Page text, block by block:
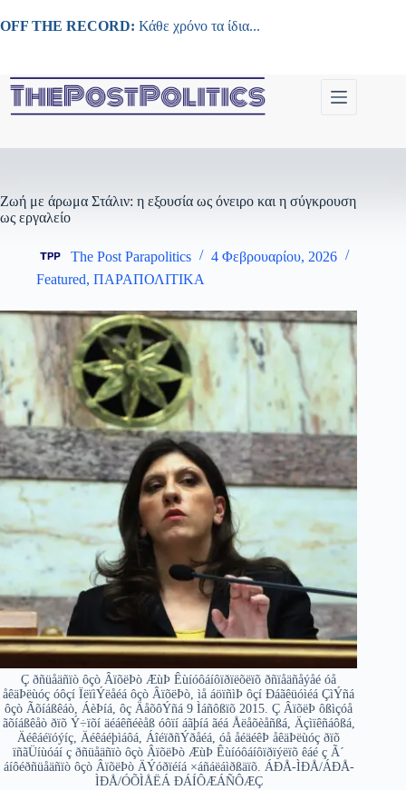
στο
OFF THE RECORD: Κάθε χρόνο τα ίδια...
Ζωή με άρωμα Στάλιν: η εξουσία ως όνειρο και η σύγκρουση
ως εργαλείο
The Post Parapolitics
4 Φεβρουαρίου, 2026
Featured, ΠΑΡΑΠΟΛΙΤΙΚΑ
Ç ðñüåäñïò ôçò ÂïõëÞò ÆùÞ Êùíóôáíôïðïëõëïõ ðñïåäñåýåé óå
åêäÞëùóç óôçí ÏëïìÝëåéá ôçò ÂïõëÞò, ìå áöïñìÞ ôçí Ðáãêüóìéá ÇìÝñá
ôçò Ãõíáßêáò, ÁèÞíá, ôç ÄåõôÝñá 9 Ìáñôßïõ 2015. Ç ÂïõëÞ ôßìçóå
ãõíáßêåò ðïõ Ý÷ïõí äéáêñéèåß óôïí áãþíá ãéá Åëåõèåñßá, Äçìïêñáôßá,
Äéêáéïóýíç, Äéêáéþìáôá, ÁîéïðñÝðåéá, óå åéäéêÞ åêäÞëùóç ðïõ
ïñãÜíùóáí ç ðñüåäñïò ôçò ÂïõëÞò ÆùÞ Êùíóôáíôïðïýëïõ êáé ç Ã´
áíôéðñüåäñïò ôçò ÂïõëÞò ÄÝóðïéíá ×áñáëáìðßäïõ. ÁÐÅ-ÌÐÅ/ÁÐÅ-
ÌÐÅ/ÓÕÌÅËÁ ÐÁÍÔÆÁÑÔÆÇ